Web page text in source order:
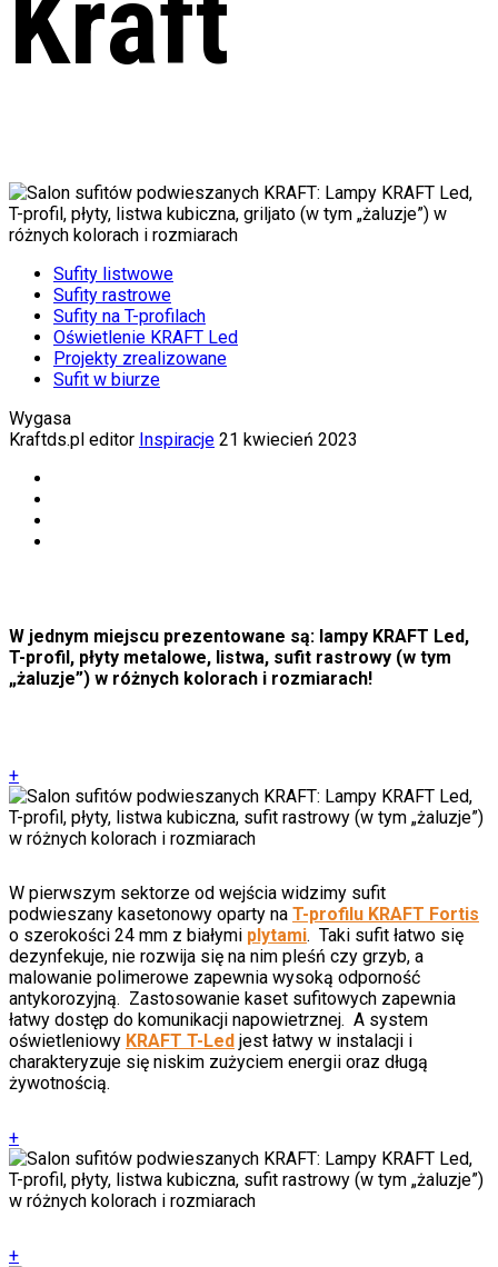
Sufity listwowe
Sufity rastrowe
Sufity na T-profilach
Oświetlenie KRAFT Led
Projekty zrealizowane
Sufit w biurze
Wygasa
Kraftds.pl editor Inspiracje 21 kwiecień 2023
W jednym miejscu prezentowane są: lampy KRAFT Led,
T-profil, płyty metalowe, listwa, sufit rastrowy (w tym
„żaluzje”) w różnych kolorach i rozmiarach!
+
W pierwszym sektorze od wejścia widzimy sufit
podwieszany kasetonowy oparty na T-profilu KRAFT Fortis
o szerokości 24 mm z białymi plytami. Taki sufit łatwo się
dezynfekuje, nie rozwija się na nim pleśń czy grzyb, a
malowanie polimerowe zapewnia wysoką odporność
antykorozyjną. Zastosowanie kaset sufitowych zapewnia
łatwy dostęp do komunikacji napowietrznej. A system
oświetleniowy KRAFT T-Led jest łatwy w instalacji i
charakteryzuje się niskim zużyciem energii oraz długą
żywotnością.
+
+